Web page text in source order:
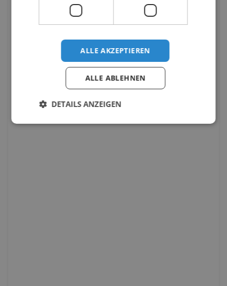
ALLE AKZEPTIEREN
ALLE ABLEHNEN
DETAILS ANZEIGEN